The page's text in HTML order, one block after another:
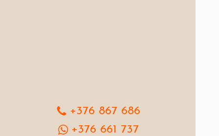
+376 867 686
+376 661 737